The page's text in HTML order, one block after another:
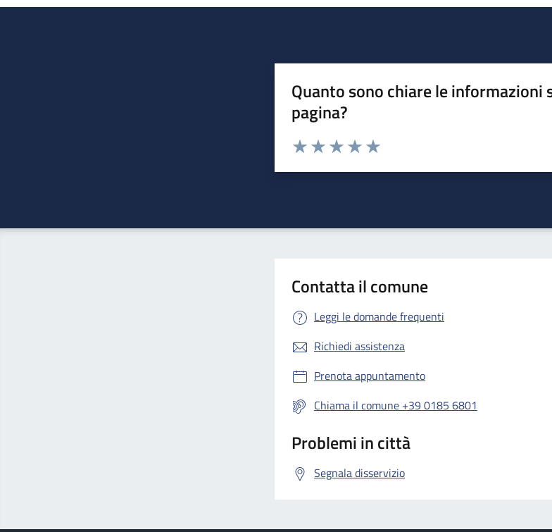
Quanto sono chiare le informazioni
pagina?
Valuta da 1 a 5 stelle la pagina
Contatta il comune
Leggi le domande frequenti
Richiedi assistenza
Prenota appuntamento
Chiama il comune +39 0185 6801
Problemi in città
Segnala disservizio